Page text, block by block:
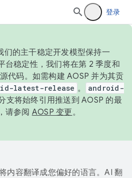
登录
们的主干稳定开发模型保持一
台稳定性，我们将在第 2 季度和
代码。如需构建 AOSP 并为其贡
latest-release 。
android-
支将始终引用推送到 AOSP 的最
请参阅 AOSP 变更。
内容翻译成您偏好的语言。AI 翻